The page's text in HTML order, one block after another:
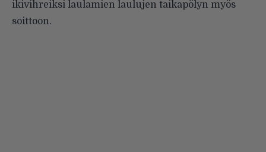
ikivihreiksi laulamien laulujen taikapölyn myös
soittoon.